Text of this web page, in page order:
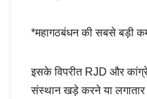
*महागठबंधन की सबसे बड़ी
इसके विपरीत RJD और
संस्थान खड़े करने या